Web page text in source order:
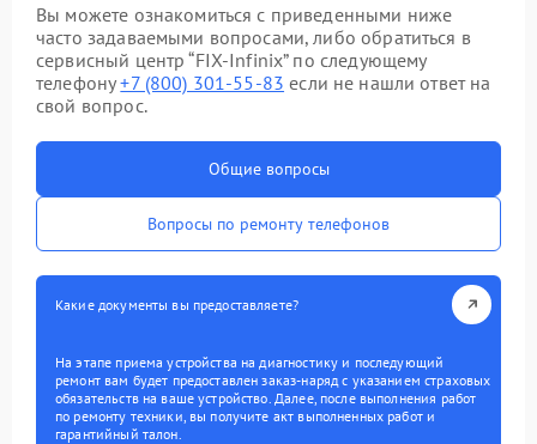
Вы можете ознакомиться с приведенными ниже
часто задаваемыми вопросами, либо обратиться в
сервисный центр “FIX-Infinix” по следующему
телефону+7 (800) 301-55-83 если не нашли ответ на
свой вопрос.
Общие вопросы
Вопросы по ремонту телефонов
Какие документы вы предоставляете?
На этапе приема устройства на диагностику и последующий
ремонт вам будет предоставлен заказ-наряд с указанием страховых
обязательств на ваше устройство. Далее, после выполнения работ
по ремонту техники, вы получите акт выполненных работ и
гарантийный талон.